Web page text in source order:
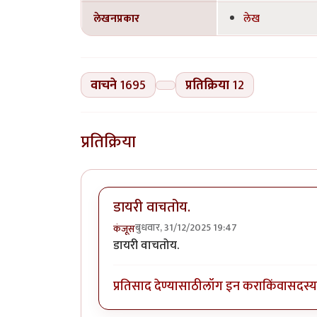
लेखनप्रकार लेख
वाचने1695 प्रतिक्रिया12
प्रतिक्रिया
डायरी वाचतोय.
कंजूसबुधवार, 31/12/2025 19:47
डायरी वाचतोय.
प्रतिसाद देण्यासाठीलॉग इन कराकिंवासदस्य